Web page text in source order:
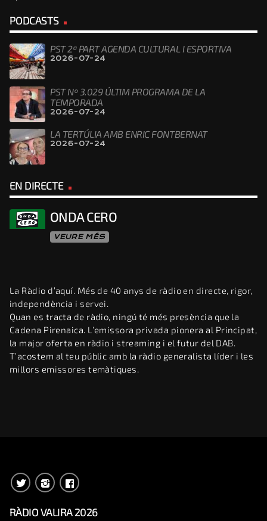
PODCASTS
PST 2ª PART AGENDA CULTURAL I ESPORTIVA
2026-07-24
PST Nº 3.029 ÚLTIM PROGRAMA DE LA
TEMPORADA
2026-07-24
LA TERTÚLIA AMB ENRIC FONTBERNAT
2026-07-24
EN DIRECTE
ONDA CERO
VEURE MÉS
La Ràdio d’aquí. Més de 40 anys de ràdio en directe, rigor,
independència i servei.
Quan es tracta de ràdio, ningú té més presència que la
Cadena Pirenaica. L’emissora privada pionera al Principat,
la major oferta en ràdio i streaming i el futur del DAB.
T’acostem al teu públic amb la ràdio generalista líder i les
millors emissores temàtiques.
RÀDIO VALIRA 2026